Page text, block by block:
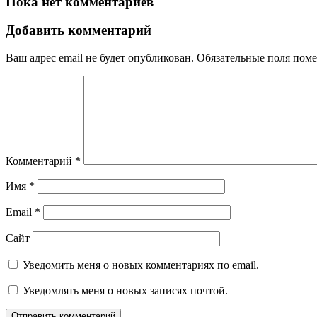
Добавить комментарий
Ваш адрес email не будет опубликован. Обязательные поля
Комментарий *
Имя *
Email *
Сайт
Уведомить меня о новых комментариях по email.
Уведомлять меня о новых записях почтой.